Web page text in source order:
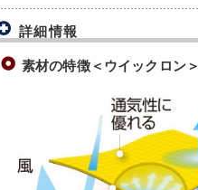
詳細情報
素材の特徴＜ウイックロン＞